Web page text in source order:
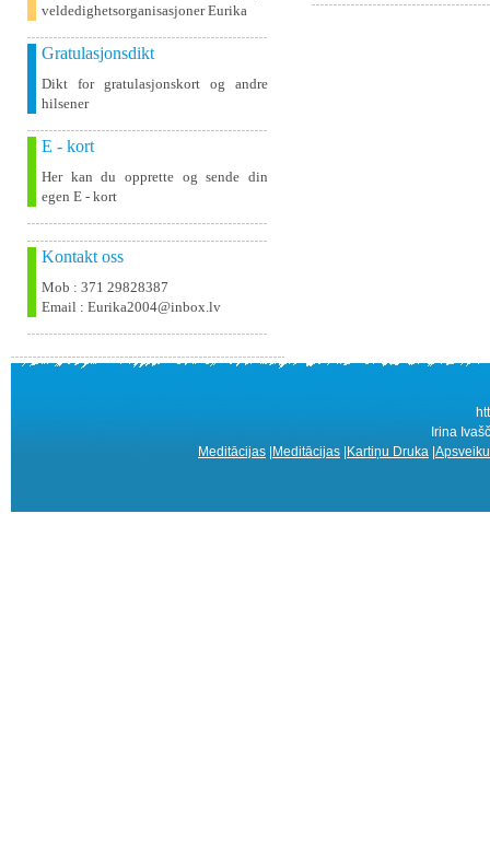
veldedighetsorganisasjoner Eurika
Gratulasjonsdikt
Dikt for gratulasjonskort og andre
hilsener
E - kort
Her kan du opprette og sende din
egen E - kort
Kontakt oss
Mob : 371 29828387
Email : Eurika2004@inbox.lv
Irina
Meditācijas Meditācijas Kartiņu Druka